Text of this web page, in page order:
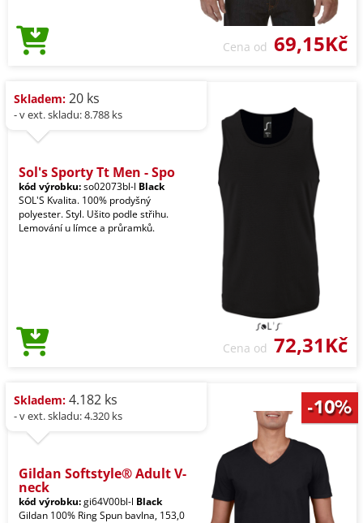
Cena od 69,15Kč
Skladem: 20 ks
- v ext. skladu: 8.788 ks
Sol's Sporty Tt Men - Spo
kód výrobku:so02073bl-l Black
SOL'S Kvalita. 100% prodyšný
polyester. Styl. Ušito podle střihu.
Lemování u límce a průramků.
Cena od 72,31Kč
Skladem: 4.182 ks
- v ext. skladu: 4.320 ks
Gildan Softstyle® Adult V-
neck
kód výrobku:gi64V00bl-l Black
Gildan 100% Ring Spun bavlna, 153,0